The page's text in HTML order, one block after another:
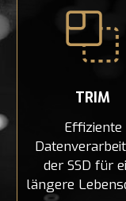
TRIM
Effiziente
der SSD für
längere